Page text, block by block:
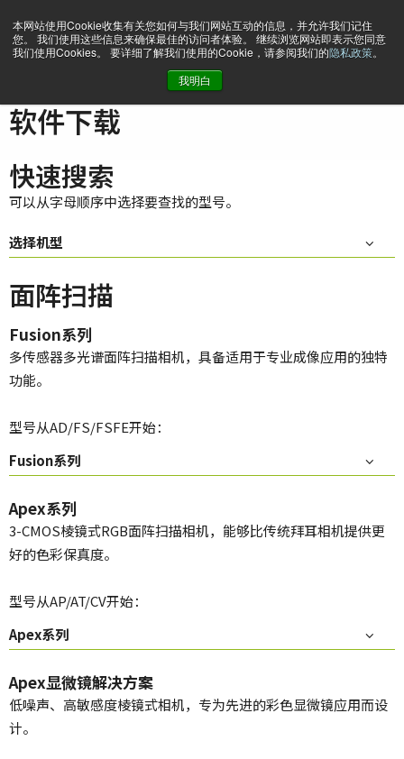
本网站使用Cookie收集有关您如何与我们网站互动的信息，并允许我们记住
您。 我们使用这些信息来确保最佳的访问者体验。 继续浏览网站即表示您同意
我们使用Cookies。 要详细了解我们使用的Cookie，请参阅我们的隐私政策。
我明白
软件下载
软件下载
快速搜索
可以从字母顺序中选择要查找的型号。
选择机型
面阵扫描
Fusion系列
多传感器多光谱面阵扫描相机，具备适用于专业成像应用的独特
功能。
型号从AD/FS/FSFE开始：
Fusion系列
Apex系列
3-CMOS棱镜式RGB面阵扫描相机，能够比传统拜耳相机提供更
好的色彩保真度。
型号从AP/AT/CV开始：
Apex系列
Apex显微镜解决方案
低噪声、高敏感度棱镜式相机，专为先进的彩色显微镜应用而设
计。